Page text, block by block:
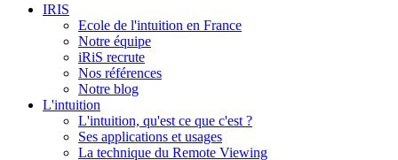
IRIS
Ecole de l'intuition en France
Notre équipe
iRiS recrute
Nos références
Notre blog
L'intuition
L'intuition, qu'est ce que c'est ?
Ses applications et usages
La technique du Remote Viewing